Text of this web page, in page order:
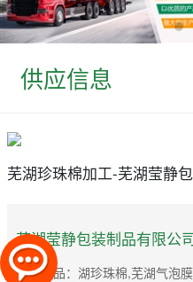
供应信息
芜湖珍珠棉加工-芜湖莹静
芜湖莹静包装制品有限公
主营产品：湖珍珠棉,芜湖气泡